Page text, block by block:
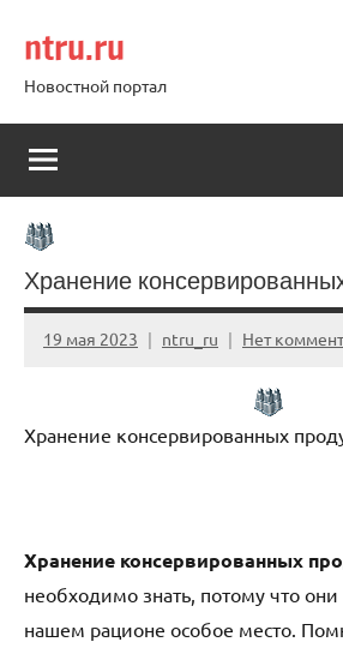
содержимому
ntru.ru
Новостной портал
Хранение
19 мая 2023 ntru_ru Нет
Хранение консервированных
Хранение консервированных
необходимо знать, потому что они
нашем рационе особое место.